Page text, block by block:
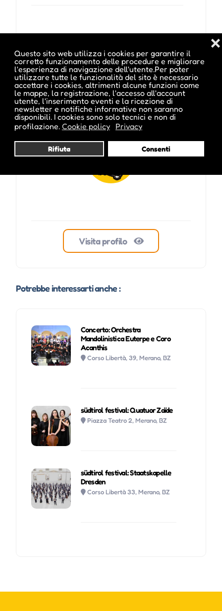
Questo sito web utilizza i cookies per garantire il
corretto funzionamento delle procedure e migliorare
l'esperienza di navigazione dell'utente.Per poter
utilizzare tutte le funzionalità del sito è necessario
accettare i cookies, altrimenti alcune funzioni come
le mappe, la registrazione, l'accesso all'account
utente, l'inserimento eventi e la ricezione di
newsletter e notifiche informative non saranno
disponibili. I cookies sono solo tecnici e non di
profilazione. Cookie policy Privacy
Rifiuta Consenti
❌
Pubblicato da :
Trauttmansdorff
Visita profilo
Potrebbe interessarti anche :
Concerto: Orchestra
Mandolinistica Euterpe e Coro
Acanthis
Corso Libertà, 39, Merano, BZ
südtirol festival: Quatuor Zaïde
Piazza Teatro 2, Merano, BZ
südtirol festival: Staatskapelle
Dresden
Corso Libertà 33, Merano, BZ